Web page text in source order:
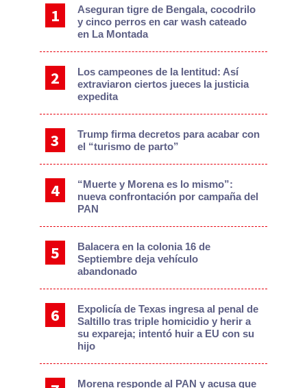
Aseguran tigre de Bengala, cocodrilo
y cinco perros en car wash cateado
en La Montada
Los campeones de la lentitud: Así
extraviaron ciertos jueces la justicia
expedita
Trump firma decretos para acabar con
el “turismo de parto”
“Muerte y Morena es lo mismo”:
nueva confrontación por campaña del
PAN
Balacera en la colonia 16 de
Septiembre deja vehículo
abandonado
Expolicía de Texas ingresa al penal de
Saltillo tras triple homicidio y herir a
su expareja; intentó huir a EU con su
hijo
Morena responde al PAN y acusa que